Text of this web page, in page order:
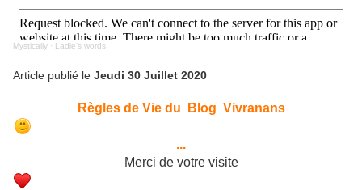
Mystically · Ladie's words
Article publié le Jeudi 30 Juillet 2020
Règles de Vie du Blog Vivranans
...
Merci de votre visite